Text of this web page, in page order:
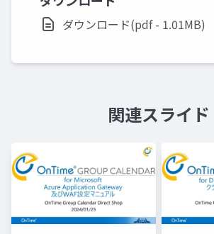
ダウンロード(pdf - 1.01MB)
関連スライド